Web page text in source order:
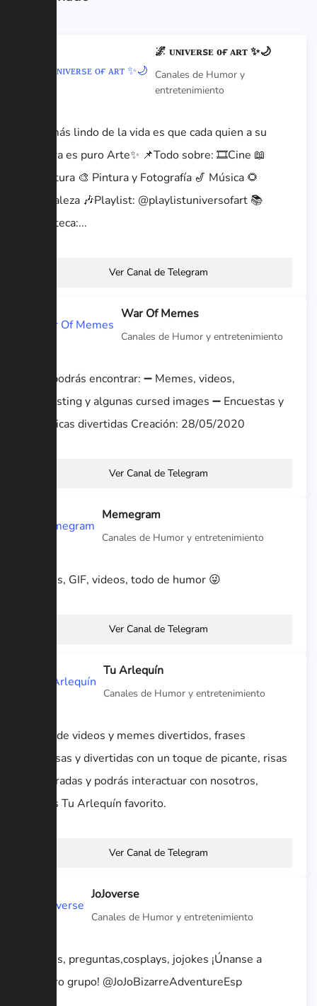
🌌 ᴜɴɪᴠᴇʀsᴇ ᴏғ ᴀʀᴛ ✨🌙
Canales de Humor y
entretenimiento
✨Lo más lindo de la vida es que cada quien a su
manera es puro Arte✨ 📌Todo sobre: 🎞Cine 📖
Literatura 🎨 Pintura y Fotografía 🎷 Música 🌻
Naturaleza 🎶Playlist: @playlistuniversofart 📚
Biblioteca:...
Ver Canal de Telegram
War Of Memes
Canales de Humor y entretenimiento
Aquí podrás encontrar: ➖ Memes, videos,
shitposting y algunas cursed images ➖ Encuestas y
dinámicas divertidas Creación: 28/05/2020
Ver Canal de Telegram
Memegram
Canales de Humor y entretenimiento
Memes, GIF, videos, todo de humor 😜
Ver Canal de Telegram
Tu Arlequín
Canales de Humor y entretenimiento
Canal de videos y memes divertidos, frases
graciosas y divertidas con un toque de picante, risas
aseguradas y podrás interactuar con nosotros,
somos Tu Arlequín favorito.
Ver Canal de Telegram
JoJoverse
Canales de Humor y entretenimiento
Memes, preguntas,cosplays, jojokes ¡Únanse a
nuestro grupo! @JoJoBizarreAdventureEsp